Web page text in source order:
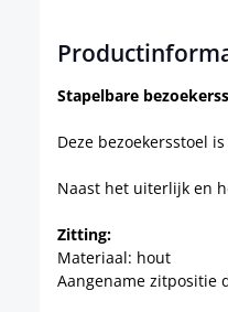
Stapelbare
Deze bezoekersstoel
Naast het uiterlijk en
Zitting:
Materiaal: hout
Aangename zitpositie